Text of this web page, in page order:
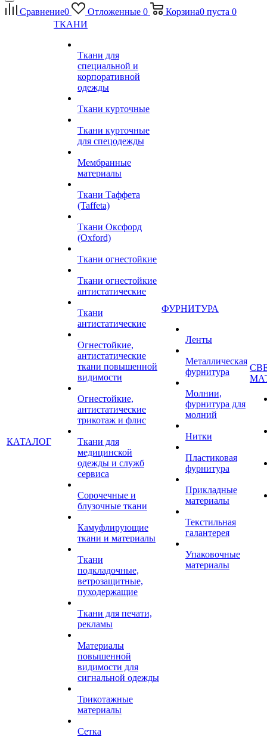
Сравнение0 Отложенные 0 Корзина0 пуста 0
КАТАЛОГ
ТКАНИ
Ткани для
специальной и
корпоративной
одежды
Ткани курточные
Ткани курточные
для спецодежды
Мембранные
материалы
Ткани Таффета
(Taffeta)
Ткани Оксфорд
(Oxford)
Ткани огнестойкие
Ткани огнестойкие
антистатические
Ткани
антистатические
Огнестойкие,
антистатические
ткани повышенной
видимости
Огнестойкие,
антистатические
трикотаж и флис
Ткани для
медицинской
одежды и служб
сервиса
Сорочечные и
блузочные ткани
Камуфлирующие
ткани и материалы
Ткани
подкладочные,
ветрозащитные,
пуходержащие
Ткани для печати,
рекламы
Материалы
повышенной
видимости для
сигнальной одежды
Трикотажные
материалы
Сетка
ФУРНИТУРА
Ленты
Металлическая
фурнитура
Молнии,
фурнитура для
молний
Нитки
Пластиковая
фурнитура
Прикладные
материалы
Текстильная
галантерея
Упаковочные
материалы